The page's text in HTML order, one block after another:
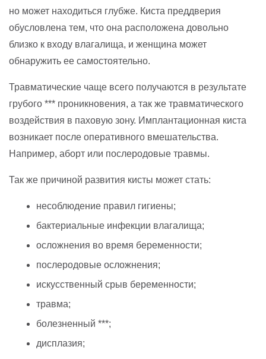
но может находиться глубже. Киста преддверия
обусловлена тем, что она расположена довольно
близко к входу влагалища, и женщина может
обнаружить ее самостоятельно.
Травматические чаще всего получаются в результате
грубого *** проникновения, а так же травматического
воздействия в паховую зону. Имплантационная киста
возникает после оперативного вмешательства.
Например, аборт или послеродовые травмы.
Так же причиной развития кисты может стать:
несоблюдение правил гигиены;
бактериальные инфекции влагалища;
осложнения во время беременности;
послеродовые осложнения;
искусственный срыв беременности;
травма;
болезненный ***;
дисплазия;